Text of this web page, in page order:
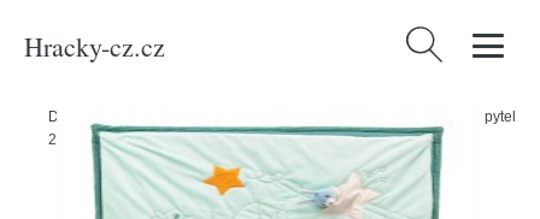
Hracky-cz.cz Vyhledávání
Domů
Lilliputiens - dětská deka a spací pytel
2v1 - dráček Joe